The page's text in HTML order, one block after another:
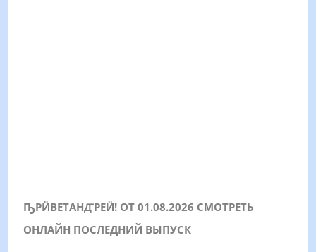
ҦРӤВЕТАНꙢРЕӤ! ОТ 01.08.2026 СМОТРЕТЬ
ОНЛАЙН ПОСЛЕДНИЙ ВЫПУСК